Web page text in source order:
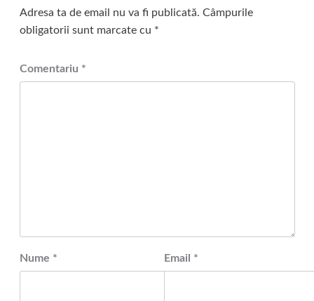
Adresa ta de email nu va fi publicată. Câmpurile
obligatorii sunt marcate cu *
Comentariu *
Nume * Email *